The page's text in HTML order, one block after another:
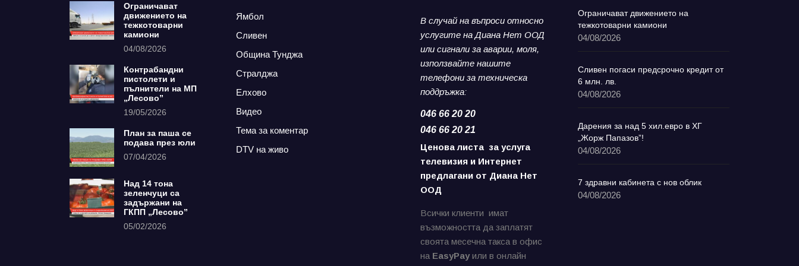
Ограничават
движението на
тежкотоварни
камиони
04/08/2026
Контрабандни
пистолети и
пълнители на МП
„Лесово”
19/05/2026
План за паша се
подава през юли
07/04/2026
Над 14 тона
зеленчуци са
задържани на
ГКПП „Лесово”
05/02/2026
Ямбол
Сливен
Община Тунджа
Стралджа
Елхово
Видео
Тема за коментар
DTV на живо
В случай на въпроси относно
услугите на Диана Нет ООД
или сигнали за аварии, моля,
използвайте нашите
телефони за техническа
поддръжка:
046 66 20 20
046 66 20 21
Ценова листа за услуга
телевизия и Интернет
предлагани от Диана Нет
ООД
Всички клиенти имат
възможността да заплатят
своята месечна такса в офис
на EasyPayили в онлайн
Ограничават движението на
тежкотоварни камиони
04/08/2026
Сливен погаси предсрочно кредит от
6 млн. лв.
04/08/2026
Дарения за над 5 хил.евро в ХГ
„Жорж Папазов”!
04/08/2026
7 здравни кабинета с нов облик
04/08/2026